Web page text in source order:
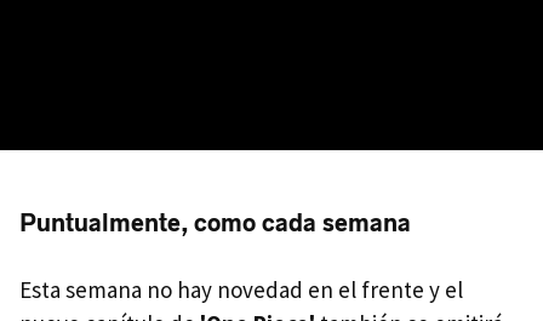
Puntualmente, como cada semana
Esta semana no hay novedad en el frente y el